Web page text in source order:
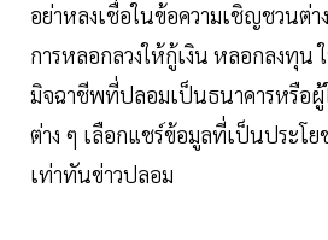
อย่าหลงเชื่อในข้อความเชิญชวนต่า
การหลอกลวงให้กู้เงิน หลอกลงทุน
มิจฉาชีพที่ปลอมเป็นธนาคารหรือผู้
ต่าง ๆ เลือกแชร์ข้อมูลที่เป็นประโ
เท่าทันข่าวปลอม